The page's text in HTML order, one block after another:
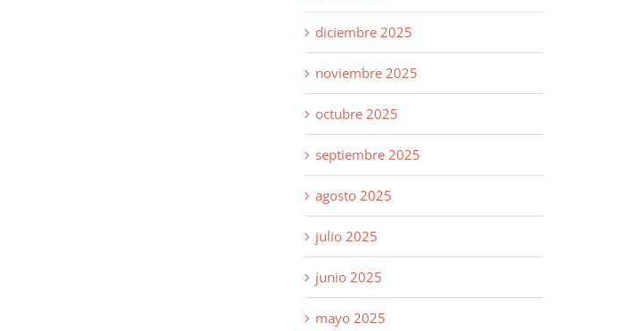
diciembre 2025
noviembre 2025
octubre 2025
septiembre 2025
agosto 2025
julio 2025
junio 2025
mayo 2025